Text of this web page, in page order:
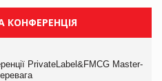
PrivateLabel&FMCG Master-